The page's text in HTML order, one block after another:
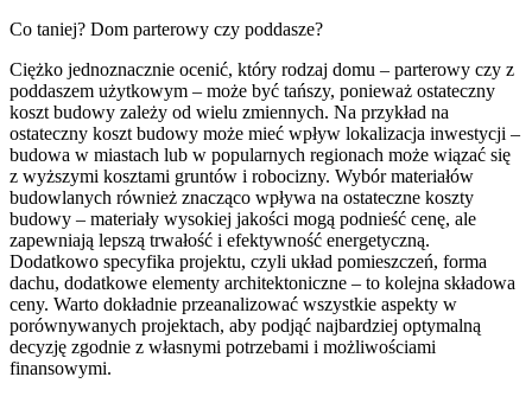
Co taniej? Dom parterowy czy poddasze?
Ciężko jednoznacznie ocenić, który rodzaj domu – parterowy czy z
poddaszem użytkowym – może być tańszy, ponieważ ostateczny
koszt budowy zależy od wielu zmiennych. Na przykład na
ostateczny koszt budowy może mieć wpływ lokalizacja inwestycji –
budowa w miastach lub w popularnych regionach może wiązać się
z wyższymi kosztami gruntów i robocizny. Wybór materiałów
budowlanych również znacząco wpływa na ostateczne koszty
budowy – materiały wysokiej jakości mogą podnieść cenę, ale
zapewniają lepszą trwałość i efektywność energetyczną.
Dodatkowo specyfika projektu, czyli układ pomieszczeń, forma
dachu, dodatkowe elementy architektoniczne – to kolejna składowa
ceny. Warto dokładnie przeanalizować wszystkie aspekty w
porównywanych projektach, aby podjąć najbardziej optymalną
decyzję zgodnie z własnymi potrzebami i możliwościami
finansowymi.